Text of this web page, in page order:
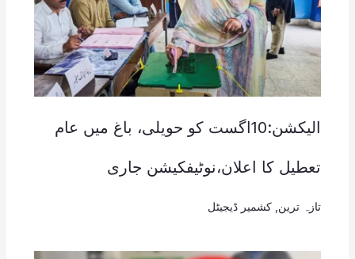
الیکشن:10اگست کو حویلی، باغ میں عام
تعطیل کا اعلان،نوٹیفکیشن جاری
تازہ ترین کشمیر ڈیجیٹل